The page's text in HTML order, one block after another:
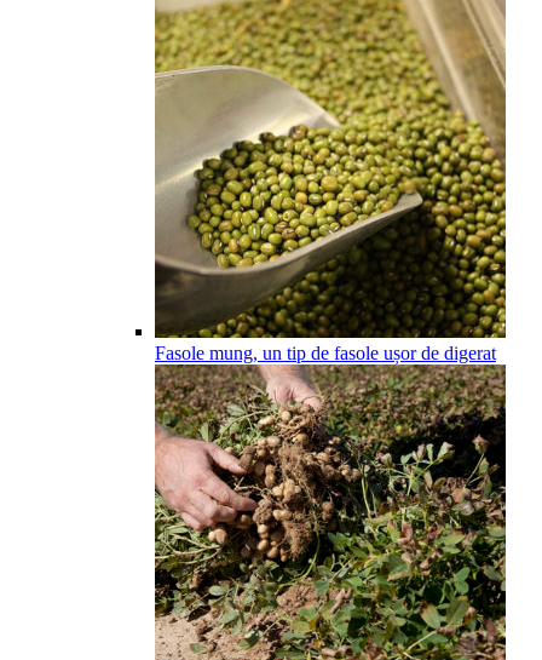
Fasole mung, un tip de fasole ușor de digerat